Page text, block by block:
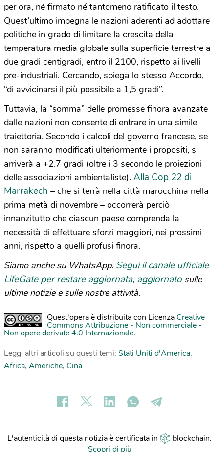
per ora, né firmato né tantomeno ratificato il testo.
Quest’ultimo impegna le nazioni aderenti ad adottare
politiche in grado di limitare la crescita della
temperatura media globale sulla superficie terrestre a
due gradi centigradi, entro il 2100, rispetto ai livelli
pre-industriali. Cercando, spiega lo stesso Accordo,
“di avvicinarsi il più possibile a 1,5 gradi”.
Tuttavia, la “somma” delle promesse finora avanzate
dalle nazioni non consente di entrare in una simile
traiettoria. Secondo i calcoli del governo francese, se
non saranno modificati ulteriormente i propositi, si
arriverà a +2,7 gradi (oltre i 3 secondo le proiezioni
delle associazioni ambientaliste). Alla Cop 22 di
Marrakech – che si terrà nella città marocchina nella
prima metà di novembre – occorrerà perciò
innanzitutto che ciascun paese comprenda la
necessità di effettuare sforzi maggiori, nei prossimi
anni, rispetto a quelli profusi finora.
Siamo anche su WhatsApp. Segui il canale ufficiale
LifeGate per restare aggiornata, aggiornato sulle
ultime notizie e sulle nostre attività.
Quest'opera è distribuita con Licenza Creative
Commons Attribuzione - Non commerciale -
Non opere derivate 4.0 Internazionale.
Leggi altri articoli su questi temi: Stati Uniti d'America,
Africa, Americhe, Cina
L'autenticità di questa notizia è certificata in blockchain.
Scopri di più